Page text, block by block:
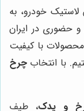
خودرو، به
و حضوری در ایران
محصولات با کیفیت
با انتخاب چرخ
و یدک، طیف